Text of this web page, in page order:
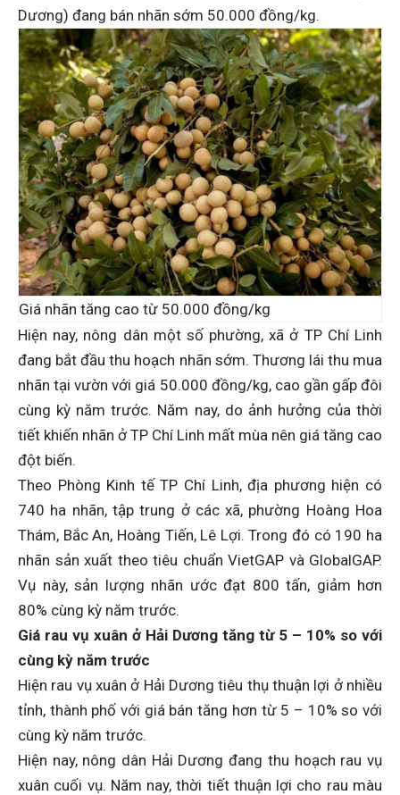
Dương) đang bán nhãn sớm 50.000 đồng/kg.
Giá nhãn tăng cao từ 50.000 đồng/kg
Hiện nay, nông dân một số phường, xã ở TP Chí Linh
đang bắt đầu thu hoạch nhãn sớm. Thương lái thu mua
nhãn tại vườn với giá 50.000 đồng/kg, cao gần gấp đôi
cùng kỳ năm trước. Năm nay, do ảnh hưởng của thời
tiết khiến nhãn ở TP Chí Linh mất mùa nên giá tăng cao
đột biến.
Theo Phòng Kinh tế TP Chí Linh, địa phương hiện có
740 ha nhãn, tập trung ở các xã, phường Hoàng Hoa
Thám, Bắc An, Hoàng Tiến, Lê Lợi. Trong đó có 190 ha
nhãn sản xuất theo tiêu chuẩn VietGAP và GlobalGAP.
Vụ này, sản lượng nhãn ước đạt 800 tấn, giảm hơn
80% cùng kỳ năm trước.
Giá rau vụ xuân ở Hải Dương tăng từ 5 – 10% so với
cùng kỳ năm trước
Hiện rau vụ xuân ở Hải Dương tiêu thụ thuận lợi ở nhiều
tỉnh, thành phố với giá bán tăng hơn từ 5 – 10% so với
cùng kỳ năm trước.
Hiện nay, nông dân Hải Dương đang thu hoạch rau vụ
xuân cuối vụ. Năm nay, thời tiết thuận lợi cho rau màu